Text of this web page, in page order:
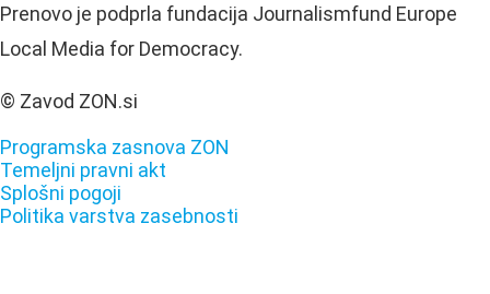
Prenovo je podprla fundacija Journalismfund Europe
Local Media for Democracy.
© Zavod ZON.si
Programska zasnova ZON
Temeljni pravni akt
Splošni pogoji
Politika varstva zasebnosti